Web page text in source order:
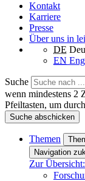
Kontakt
Karriere
Presse
Über uns in
DE
EN
Suche
wenn mindestens 2
Pfeiltasten, um
Suche abschicken
Themen
Navigation
Zur